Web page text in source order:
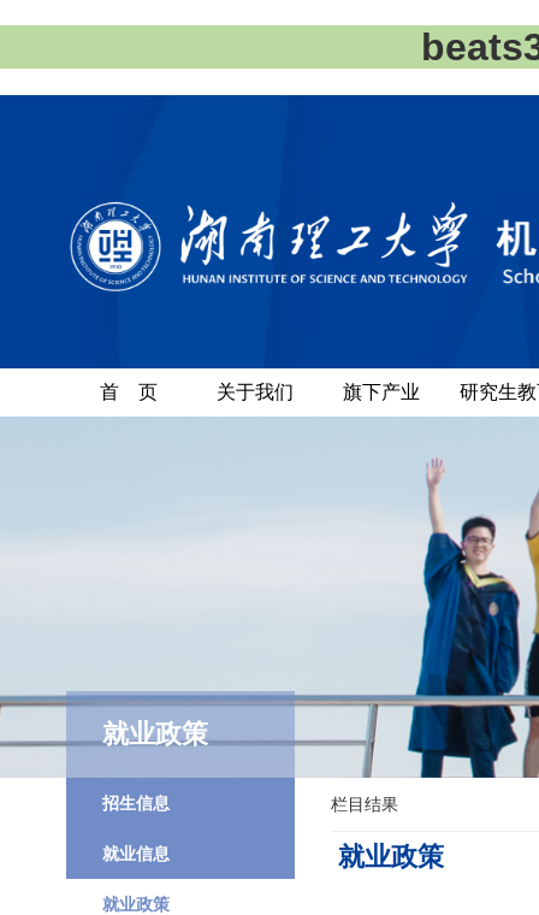
首 页 关于我们 旗下产业 研究生
就业政策
招生信息
就业信息
就业政策
栏目结果
就业政策